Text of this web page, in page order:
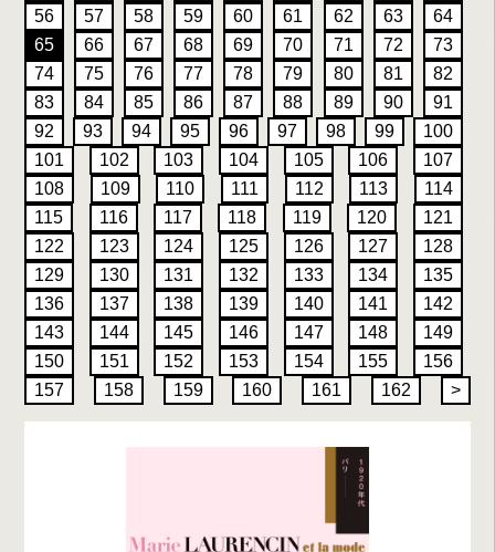
56
57 58 59 60 61 62 63
64
65
66 67 68 69 70 71 72
73
74
75 76 77 78 79 80 81
82
83
84 85 86 87 88 89 90
91
92
93 94 95 96 97 98 99
100
101
102 103 104 105 106
107
108
109 110 111 112 113
114
115
116 117 118 119 120
121
122
123 124 125 126 127
128
129
130 131 132 133 134
135
136
137 138 139 140 141
142
143
144 145 146 147 148
149
150
151 152 153 154 155
156
157
158 159 160 161 162 >